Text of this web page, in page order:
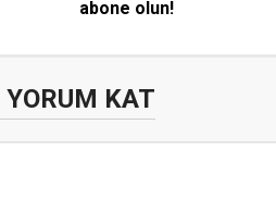
abone olun!
YORUM KAT